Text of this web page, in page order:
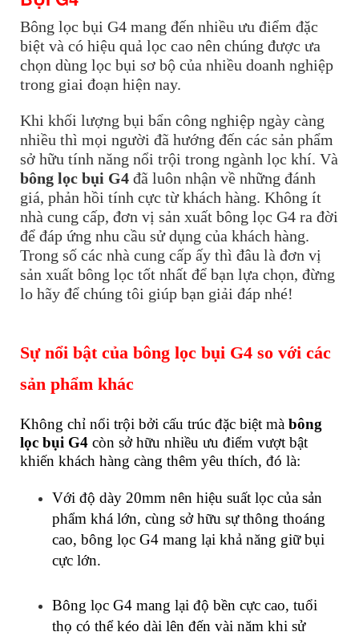
Bông lọc bụi G4 mang đến nhiều ưu điểm đặc
biệt và có hiệu quả lọc cao nên chúng được ưa
chọn dùng lọc bụi sơ bộ của nhiều doanh nghiệp
trong giai đoạn hiện nay.
Khi khối lượng bụi bẩn công nghiệp ngày càng
nhiều thì mọi người đã hướng đến các sản phẩm
sở hữu tính năng nổi trội trong ngành lọc khí. Và
bông lọc bụi G4 đã luôn nhận về những đánh
giá, phản hồi tính cực từ khách hàng. Không ít
nhà cung cấp, đơn vị sản xuất bông lọc G4 ra đời
để đáp ứng nhu cầu sử dụng của khách hàng.
Trong số các nhà cung cấp ấy thì đâu là đơn vị
sản xuất bông lọc tốt nhất để bạn lựa chọn, đừng
lo hãy để chúng tôi giúp bạn giải đáp nhé!
Sự nổi bật của bông lọc bụi G4 so với các
sản phẩm khác
Không chỉ nổi trội bởi cấu trúc đặc biệt mà bông
lọc bụi G4 còn sở hữu nhiều ưu điểm vượt bật
khiến khách hàng càng thêm yêu thích, đó là:
Với độ dày 20mm nên hiệu suất lọc của sản
phẩm khá lớn, cùng sở hữu sự thông thoáng
cao, bông lọc G4 mang lại khả năng giữ bụi
cực lớn.
Bông lọc G4 mang lại độ bền cực cao, tuổi
thọ có thể kéo dài lên đến vài năm khi sử